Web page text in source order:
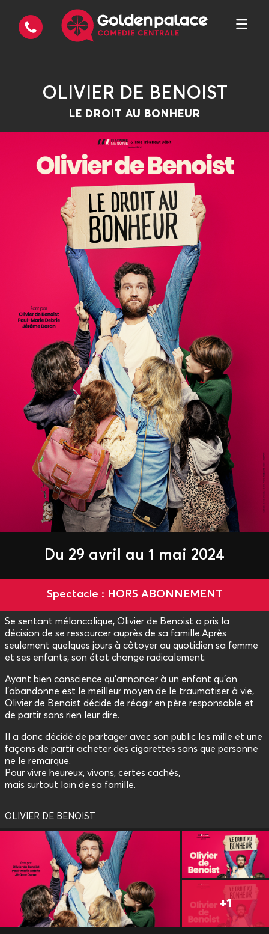
OLIVIER DE BENOIST
LE DROIT AU BONHEUR
Du 29 avril au 1 mai 2024
Spectacle : HORS ABONNEMENT
Se sentant mélancolique, Olivier de Benoist a pris la
décision de se ressourcer auprès de sa famille.Après
seulement quelques jours à côtoyer au quotidien sa femme
et ses enfants, son état change radicalement.
Ayant bien conscience qu'annoncer à un enfant qu'on
l'abandonne est le meilleur moyen de le traumatiser à vie,
Olivier de Benoist décide de réagir en père responsable et
de partir sans rien leur dire.
Il a donc décidé de partager avec son public les mille et une
façons de partir acheter des cigarettes sans que personne
ne le remarque.
Pour vivre heureux, vivons, certes cachés,
mais surtout loin de sa famille.
OLIVIER DE BENOIST